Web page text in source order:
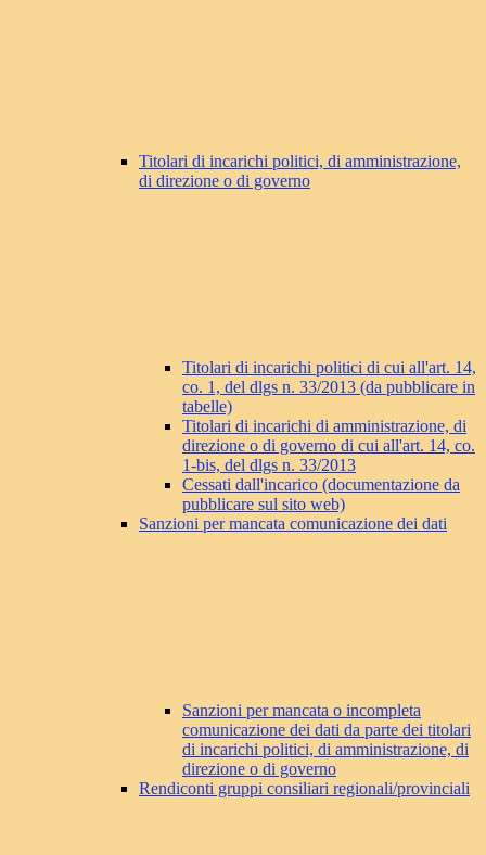
Titolari di incarichi politici, di amministrazione,
di direzione o di governo
Titolari di incarichi politici di cui all'art. 14,
co. 1, del dlgs n. 33/2013 (da pubblicare in
tabelle)
Titolari di incarichi di amministrazione, di
direzione o di governo di cui all'art. 14, co.
1-bis, del dlgs n. 33/2013
Cessati dall'incarico (documentazione da
pubblicare sul sito web)
Sanzioni per mancata comunicazione dei dati
Sanzioni per mancata o incompleta
comunicazione dei dati da parte dei titolari
di incarichi politici, di amministrazione, di
direzione o di governo
Rendiconti gruppi consiliari regionali/provinciali